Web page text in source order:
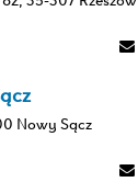
Nowy Sącz